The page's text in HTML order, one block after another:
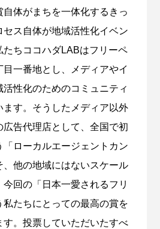
体がまちを一体化するきっ
ス自体が地域活性化イベン
たちココハダLABはフリーペ
一番地とし、メディアやイ
性化のためのコミュニティ
ます。そうしたメディア以外
告代理店として、全国で初
ローカルエージェントカン
他の地域にはないスケール
回の「日本一愛されるフリ
私たちにとっての最高の賞を
す。投票していただいたすべ